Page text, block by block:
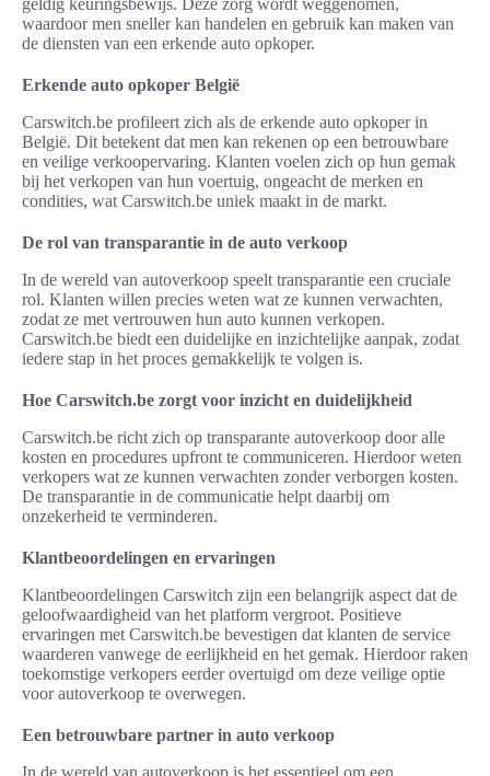
geldig keuringsbewijs. Deze zorg wordt weggenomen,
waardoor men sneller kan handelen en gebruik kan maken van
de diensten van een erkende auto opkoper.
Erkende auto opkoper België
Carswitch.be profileert zich als de erkende auto opkoper in
België. Dit betekent dat men kan rekenen op een betrouwbare
en veilige verkoopervaring. Klanten voelen zich op hun gemak
bij het verkopen van hun voertuig, ongeacht de merken en
condities, wat Carswitch.be uniek maakt in de markt.
De rol van transparantie in de auto verkoop
In de wereld van autoverkoop speelt transparantie een cruciale
rol. Klanten willen precies weten wat ze kunnen verwachten,
zodat ze met vertrouwen hun auto kunnen verkopen.
Carswitch.be biedt een duidelijke en inzichtelijke aanpak, zodat
iedere stap in het proces gemakkelijk te volgen is.
Hoe Carswitch.be zorgt voor inzicht en duidelijkheid
Carswitch.be richt zich op transparante autoverkoop door alle
kosten en procedures upfront te communiceren. Hierdoor weten
verkopers wat ze kunnen verwachten zonder verborgen kosten.
De transparantie in de communicatie helpt daarbij om
onzekerheid te verminderen.
Klantbeoordelingen en ervaringen
Klantbeoordelingen Carswitch zijn een belangrijk aspect dat de
geloofwaardigheid van het platform vergroot. Positieve
ervaringen met Carswitch.be bevestigen dat klanten de service
waarderen vanwege de eerlijkheid en het gemak. Hierdoor raken
toekomstige verkopers eerder overtuigd om deze veilige optie
voor autoverkoop te overwegen.
Een betrouwbare partner in auto verkoop